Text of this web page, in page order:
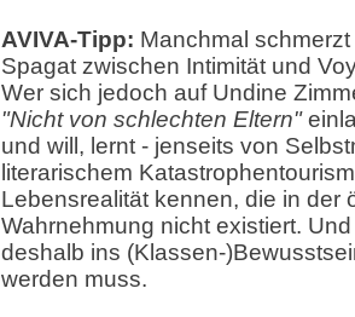
AVIVA-Tipp: Manchmal schmerzt
Spagat zwischen Intimität und
Wer sich jedoch auf Undine
"Nicht von schlechten Eltern"
und will, lernt - jenseits von
literarischem
Lebensrealität kennen, die in der
Wahrnehmung nicht existiert.
deshalb ins (Klassen-
werden muss.